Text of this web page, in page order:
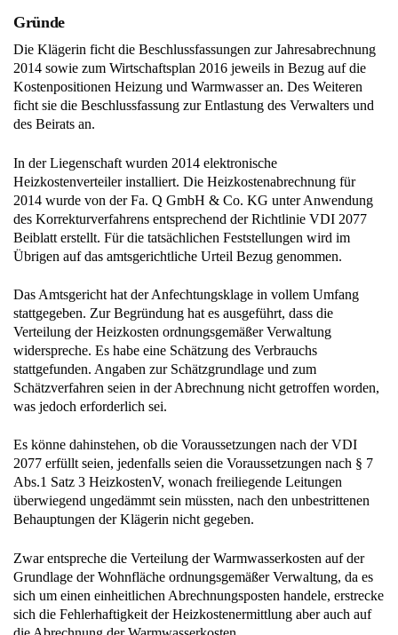
Gründe
Die Klägerin ficht die Beschlussfassungen zur Jahresabrechnung
2014 sowie zum Wirtschaftsplan 2016 jeweils in Bezug auf die
Kostenpositionen Heizung und Warmwasser an. Des Weiteren
ficht sie die Beschlussfassung zur Entlastung des Verwalters und
des Beirats an.
In der Liegenschaft wurden 2014 elektronische
Heizkostenverteiler installiert. Die Heizkostenabrechnung für
2014 wurde von der Fa. Q GmbH & Co. KG unter Anwendung
des Korrekturverfahrens entsprechend der Richtlinie VDI 2077
Beiblatt erstellt. Für die tatsächlichen Feststellungen wird im
Übrigen auf das amtsgerichtliche Urteil Bezug genommen.
Das Amtsgericht hat der Anfechtungsklage in vollem Umfang
stattgegeben. Zur Begründung hat es ausgeführt, dass die
Verteilung der Heizkosten ordnungsgemäßer Verwaltung
widerspreche. Es habe eine Schätzung des Verbrauchs
stattgefunden. Angaben zur Schätzgrundlage und zum
Schätzverfahren seien in der Abrechnung nicht getroffen worden,
was jedoch erforderlich sei.
Es könne dahinstehen, ob die Voraussetzungen nach der VDI
2077 erfüllt seien, jedenfalls seien die Voraussetzungen nach § 7
Abs.1 Satz 3 HeizkostenV, wonach freiliegende Leitungen
überwiegend ungedämmt sein müssten, nach den unbestrittenen
Behauptungen der Klägerin nicht gegeben.
Zwar entspreche die Verteilung der Warmwasserkosten auf der
Grundlage der Wohnfläche ordnungsgemäßer Verwaltung, da es
sich um einen einheitlichen Abrechnungsposten handele, erstrecke
sich die Fehlerhaftigkeit der Heizkostenermittlung aber auch auf